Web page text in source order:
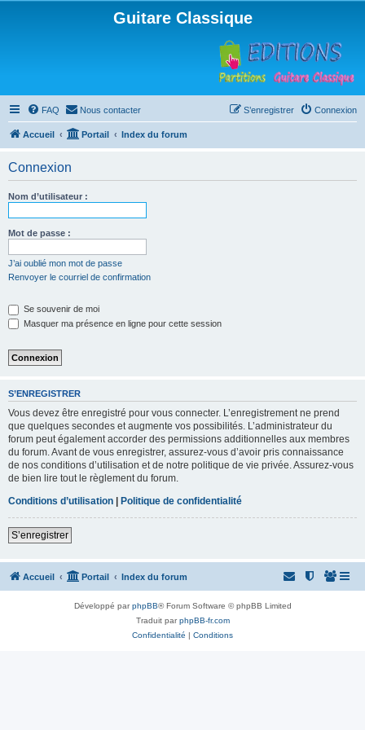
Guitare Classique
FAQ Nous contacter Connexion
S’enregistrer
Accueil Portail Index du forum
Connexion
Nom d’utilisateur :
Mot de passe :
J’ai oublié mon mot de passe
Renvoyer le courriel de confirmation
Se souvenir de moi
Masquer ma présence en ligne pour cette session
S’ENREGISTRER
Vous devez être enregistré pour vous connecter. L’enregistrement ne prend
que quelques secondes et augmente vos possibilités. L’administrateur du
forum peut également accorder des permissions additionnelles aux membres
du forum. Avant de vous enregistrer, assurez-vous d’avoir pris connaissance
de nos conditions d’utilisation et de notre politique de vie privée. Assurez-vous
de bien lire tout le règlement du forum.
Conditions d’utilisation | Politique de confidentialité
S’enregistrer
Accueil Portail Index du forum
Développé parphpBB® Forum Software © phpBB Limited
Traduit parphpBB-fr.com
Confidentialité | Conditions